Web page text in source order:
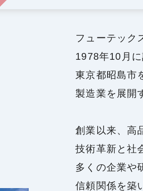
フューテック
1978年10月
東京都昭島市
製造業を展開
創業以来、高
技術革新と社
多くの企業や
信頼関係を築